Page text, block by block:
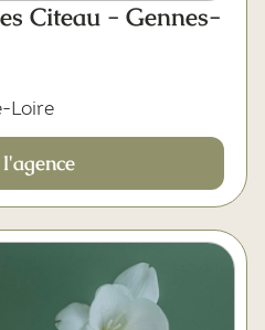
Citeau - Gennes-
Loire